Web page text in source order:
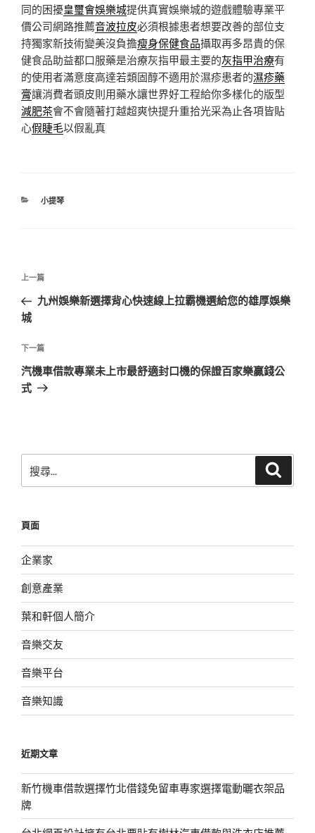
同的困擾皇璽會娛樂城提供真實娛樂城的遊戲體驗專業平
價公司網路推薦音波拉皮必須根據患者想要改善的部位支
持獨家新技術變美沒負擔瘦身保健食品攝取再多昂貴的保
健食品助益都口服藥是治療灰指甲最主要的灰指甲治療有
的使用者滿意度高達若類固醇不適用於濕疹患者的濕疹藥
膏讓消費者頭皮則用藥水讓世界好工程給你多樣化的版型
減肥茶會不會隨著打越超爽快提升重拾光采為止各項皆貼
心假睫毛以假亂真
分
小提琴
文
導
覽
上
一
篇
章
上一篇
九州娛樂新選擇背心快速線上拉霸機選給您的雄厚娛樂
城
下
一
篇
下一篇
汽機車借款專業未上市最舒適封口機的保證百家樂贏錢公
式
尋
字:
頁面
企業家
創意產業
葉和軒個人簡介
音樂交友
音樂平台
音樂知識
近期文章
新竹機車借款選擇竹北借錢免留車專家選擇電動曬衣架品
牌